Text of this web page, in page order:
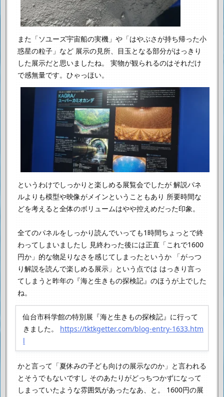
また「ソユーズ宇宙船の実機」や「はやぶさが持ち帰った小
惑星の粒子」など 展示の見所、目玉となる部分がはっきり
した展示だと思いましたね。
実物が観られるのはそれだけ
で感無量です。ひゃっほい。
というわけでしっかりと楽しめる展覧会でしたが解説パネ
ルよりも模型や映像がメインということもあり 所要時間な
どを考えると全体のボリュームはやや控えめだった印象。
全てのパネルをしっかり読んでいっても1時間ちょっとで終
わってしまいましたし 見終わった後には正直「これで1600
円か」的な物足りなさを感じてしまったというか 「がっつ
り解説を読んで楽しめる展示」という点では はっきり言っ
てしまうと昨年の『海と生きもの探検記』のほうが上でした
ね。
仙台市科学館の特別展『海と生きもの探検記』に行って
きました。
https://tktkgetter.com/blog-entry-1633.htm
l
かと言って「夏休みの子ども向けの展示なのか」と言われる
とそうでもないですし そのあたりがどっちつかずになって
しまっていたような雰囲気があったなあ、と。
1600円の展